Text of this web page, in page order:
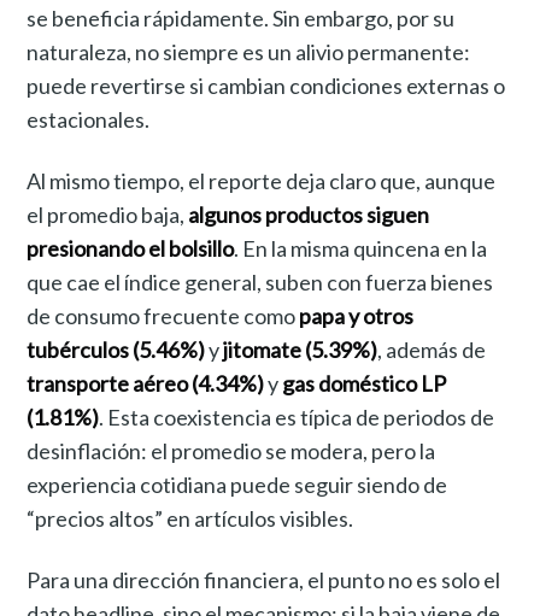
se beneficia rápidamente. Sin embargo, por su
naturaleza, no siempre es un alivio permanente:
puede revertirse si cambian condiciones externas o
estacionales.
Al mismo tiempo, el reporte deja claro que, aunque
el promedio baja, algunos productos siguen
presionando el bolsillo. En la misma quincena en la
que cae el índice general, suben con fuerza bienes
de consumo frecuente comopapa y otros
tubérculos (5.46%)yjitomate (5.39%), además de
transporte aéreo (4.34%)ygas doméstico LP
(1.81%). Esta coexistencia es típica de periodos de
desinflación: el promedio se modera, pero la
experiencia cotidiana puede seguir siendo de
“precios altos” en artículos visibles.
Para una dirección financiera, el punto no es solo el